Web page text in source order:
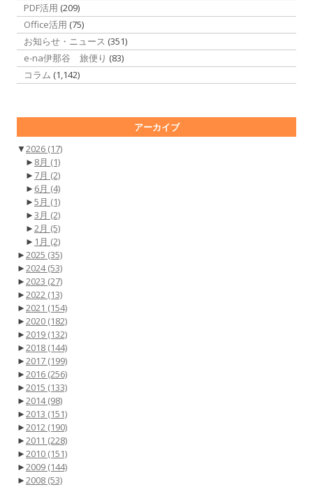
PDF活用 (209)
Office活用 (75)
お知らせ・ニュース (351)
e-na伊那谷 旅便り (83)
コラム (1,142)
アーカイブ
▼2026 (17)
► 8月 (1)
► 7月 (2)
► 6月 (4)
►5月 (1)
►3月 (2)
►2月 (5)
► 1月 (2)
►2025 (35)
►2024(53)
►2023 (27)
►2022 (13)
►2021 (154)
►2020 (182)
►2019 (132)
►2018 (144)
►2017 (199)
►2016 (256)
►2015 (133)
►2014(98)
►2013 (151)
►2012 (190)
►2011 (228)
►2010 (151)
►2009 (144)
►2008 (53)